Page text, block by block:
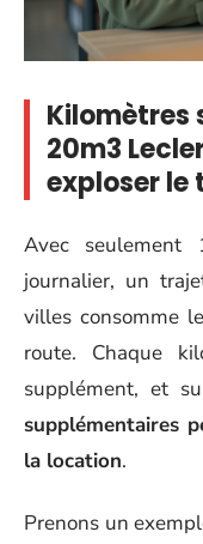
Kilomètres
20m3
exploser le
Avec
journalier, un
villes consomme
route. Chaque
supplément, et
supplémentaires
la location.
Prenons un